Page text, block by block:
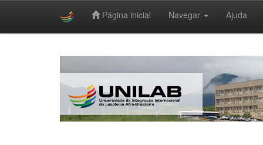
Página inicial Navegar Ajuda